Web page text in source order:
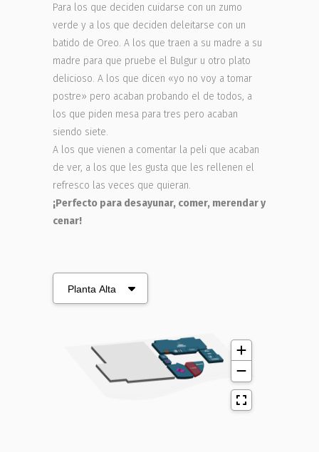
Para los que deciden cuidarse con un zumo
verde y a los que deciden deleitarse con un
batido de Oreo. A los que traen a su madre a su
madre para que pruebe el Bulgur u otro plato
delicioso. A los que dicen «yo no voy a tomar
postre» pero acaban probando el de todos, a
los que piden mesa para tres pero acaban
siendo siete.
A los que vienen a comentar la peli que acaban
de ver, a los que les gusta que les rellenen el
refresco las veces que quieran.
¡Perfecto para desayunar, comer, merendar y
cenar!